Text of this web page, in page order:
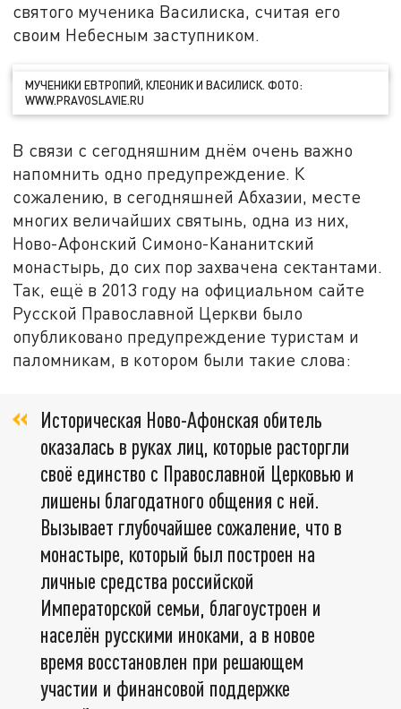
святого мученика Василиска, считая его
своим Небесным заступником.
МУЧЕНИКИ ЕВТРОПИЙ, КЛЕОНИК И ВАСИЛИСК. ФОТО:
WWW.PRAVOSLAVIE.RU
В связи с сегодняшним днём очень важно
напомнить одно предупреждение. К
сожалению, в сегодняшней Абхазии, месте
многих величайших святынь, одна из них,
Ново-Афонский Симоно-Кананитский
монастырь, до сих пор захвачена сектантами.
Так, ещё в 2013 году на официальном сайте
Русской Православной Церкви было
опубликовано предупреждение туристам и
паломникам, в котором были такие слова:
Историческая Ново-Афонская обитель
оказалась в руках лиц, которые расторгли
своё единство с Православной Церковью и
лишены благодатного общения с ней.
Вызывает глубочайшее сожаление, что в
монастыре, который был построен на
личные средства российской
Императорской семьи, благоустроен и
населён русскими иноками, а в новое
время восстановлен при решающем
участии и финансовой поддержке